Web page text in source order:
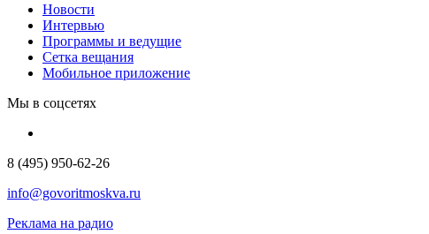
Новости
Интервью
Программы и ведущие
Сетка вещания
Мобильное приложение
Мы в соцсетях
8 (495) 950-62-26
info@govoritmoskva.ru
Реклама на радио